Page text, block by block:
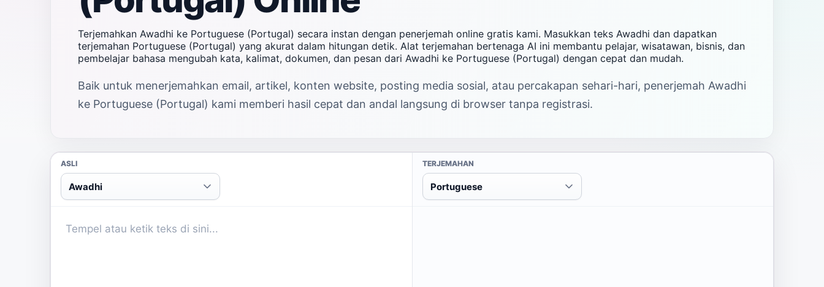
Terjemahkan Awadhi ke Portuguese (Portugal) secara instan dengan penerjemah online gratis kami. Masukkan teks Awadhi dan dapatkan
terjemahan Portuguese (Portugal) yang akurat dalam hitungan detik. Alat terjemahan bertenaga AI ini membantu pelajar, wisatawan, bisnis, dan
pembelajar bahasa mengubah kata, kalimat, dokumen, dan pesan dari Awadhi ke Portuguese (Portugal) dengan cepat dan mudah.
Baik untuk menerjemahkan email, artikel, konten website, posting media sosial, atau percakapan sehari-hari, penerjemah Awadhi
ke Portuguese (Portugal) kami memberi hasil cepat dan andal langsung di browser tanpa registrasi.
ASLI
Awadhi
TERJEMAHAN
Portuguese